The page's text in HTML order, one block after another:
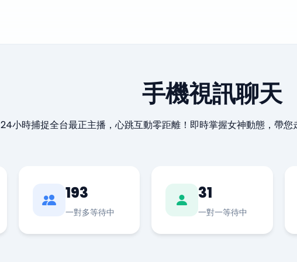
手機視訊聊天
24小時捕捉全台最正主播，心跳互動零距離！即時掌握女神動態，帶您
193
一對多等待中
31
一對一等待中